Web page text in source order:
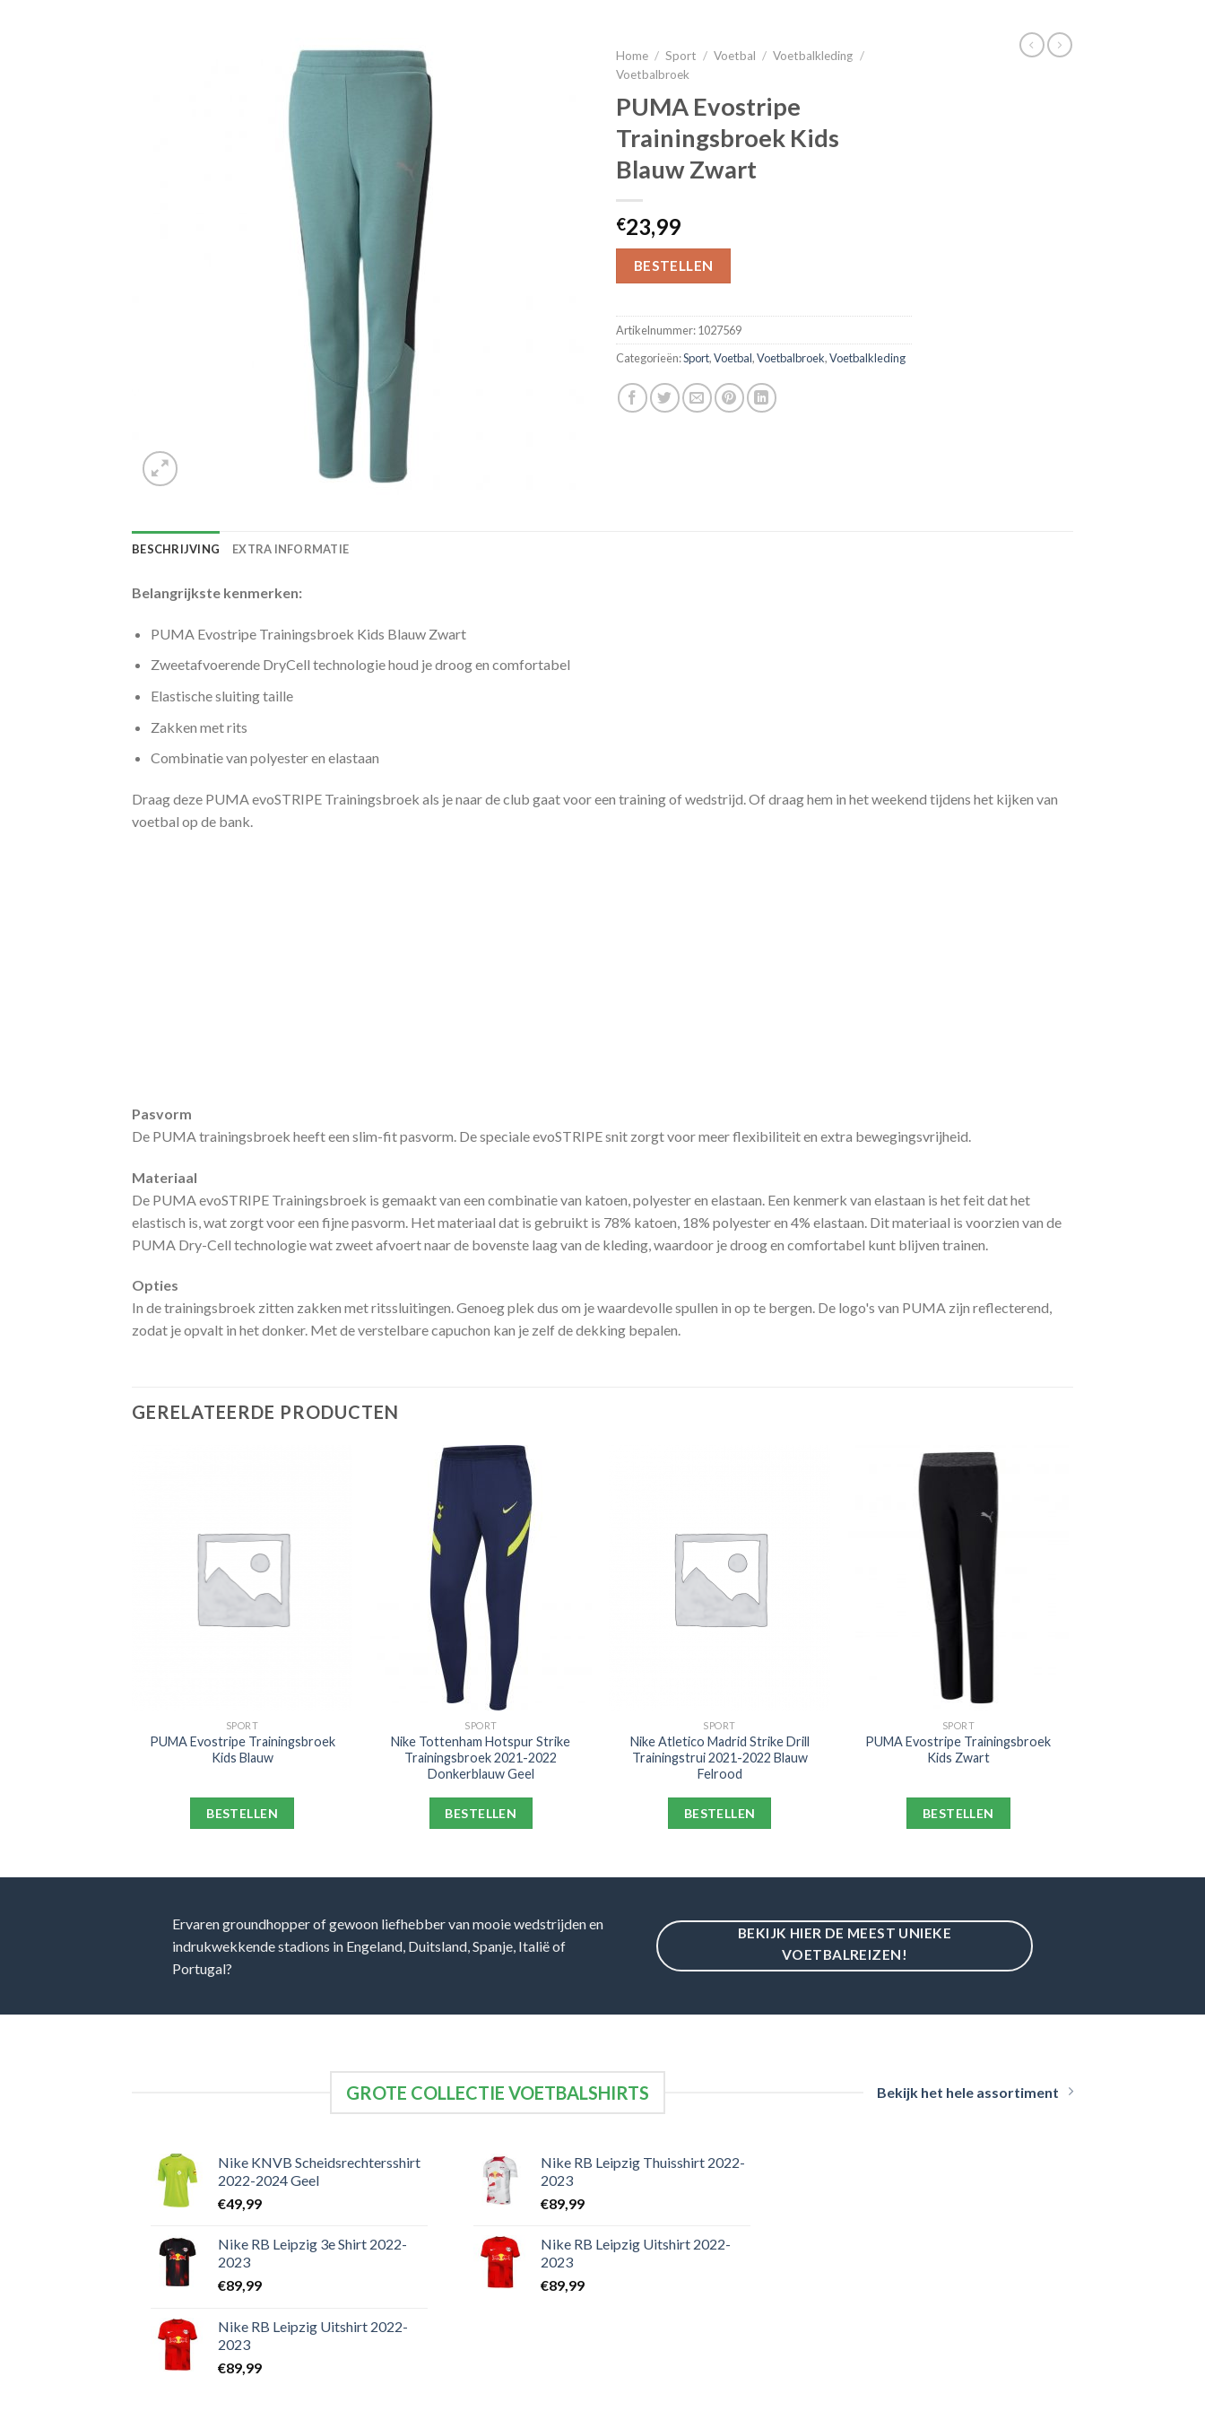
Home / Sport / Voetbal / Voetbalkleding /
Voetbalbroek
PUMA Evostripe
Trainingsbroek Kids
Blauw Zwart
€23,99
BESTELLEN
Artikelnummer:1027569
Categorieën:Sport,Voetbal,Voetbalbroek,Voetbalkleding
BESCHRIJVING EXTRA INFORMATIE
Belangrijkste kenmerken:
PUMA Evostripe Trainingsbroek Kids Blauw Zwart
Zweetafvoerende DryCell technologie houd je droog en comfortabel
Elastische sluiting taille
Zakken met rits
Combinatie van polyester en elastaan
Draag deze PUMA evoSTRIPE Trainingsbroek als je naar de club gaat voor een training of wedstrijd. Of draag hem in het weekend tijdens het kijken van
voetbal op de bank.
Pasvorm
De PUMA trainingsbroek heeft een slim-fit pasvorm. De speciale evoSTRIPE snit zorgt voor meer flexibiliteit en extra bewegingsvrijheid.
Materiaal
De PUMA evoSTRIPE Trainingsbroek is gemaakt van een combinatie van katoen, polyester en elastaan. Een kenmerk van elastaan is het feit dat het
elastisch is, wat zorgt voor een fijne pasvorm. Het materiaal dat is gebruikt is 78% katoen, 18% polyester en 4% elastaan. Dit materiaal is voorzien van de
PUMA Dry-Cell technologie wat zweet afvoert naar de bovenste laag van de kleding, waardoor je droog en comfortabel kunt blijven trainen.
Opties
In de trainingsbroek zitten zakken met ritssluitingen. Genoeg plek dus om je waardevolle spullen in op te bergen. De logo's van PUMA zijn reflecterend,
zodat je opvalt in het donker. Met de verstelbare capuchon kan je zelf de dekking bepalen.
GERELATEERDE PRODUCTEN
SPORT
PUMA Evostripe Trainingsbroek
Kids Blauw
BESTELLEN
SPORT
Nike Tottenham Hotspur Strike
Trainingsbroek 2021-2022
Donkerblauw Geel
BESTELLEN
SPORT
Nike Atletico Madrid Strike Drill
Trainingstrui 2021-2022 Blauw
Felrood
BESTELLEN
SPORT
PUMA Evostripe Trainingsbroek
Kids Zwart
BESTELLEN
Ervaren groundhopper of gewoon liefhebber van mooie wedstrijden en
indrukwekkende stadions in Engeland, Duitsland, Spanje, Italië of
Portugal?
BEKIJK HIER DE MEEST UNIEKE
VOETBALREIZEN!
GROTE COLLECTIE VOETBALSHIRTS Bekijk het hele assortiment
Nike KNVB Scheidsrechtersshirt
2022-2024 Geel
€49,99
Nike RB Leipzig 3e Shirt 2022-
2023
€89,99
Nike RB Leipzig Uitshirt 2022-
2023
€89,99
Nike RB Leipzig Thuisshirt 2022-
2023
€89,99
Nike RB Leipzig Uitshirt 2022-
2023
€89,99